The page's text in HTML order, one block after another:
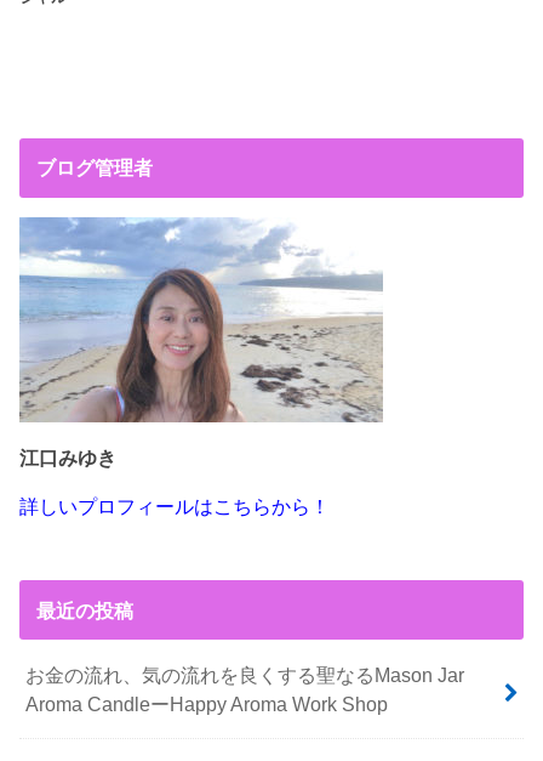
ブログ管理者
江口みゆき
詳しいプロフィールはこちらから！
最近の投稿
お金の流れ、気の流れを良くする聖なるMason Jar
Aroma CandleーHappy Aroma Work Shop